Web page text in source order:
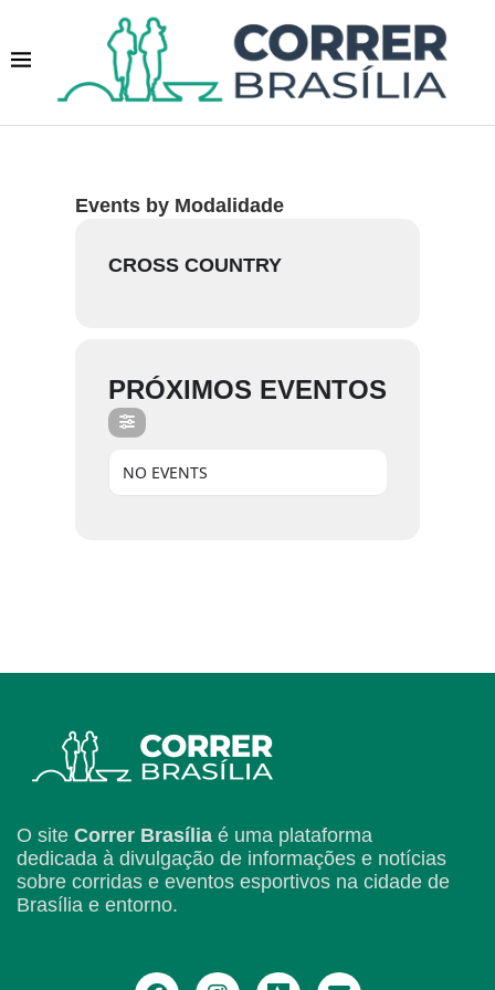
Events by Modalidade
CROSS COUNTRY
PRÓXIMOS EVENTOS
NO EVENTS
O site Correr Brasília é uma plataforma
dedicada à divulgação de informações e notícias
sobre corridas e eventos esportivos na cidade de
Brasília e entorno.